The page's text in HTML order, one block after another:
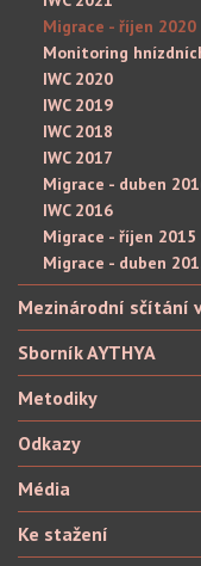
Migrace - říjen 2020
Monitoring
IWC 2020
IWC 2019
IWC 2018
IWC 2017
Migrace - duben
IWC 2016
Migrace - říjen 2015
Migrace - duben
Mezinárodní sčítání
Sborník AYTHYA
Metodiky
Odkazy
Média
Ke stažení